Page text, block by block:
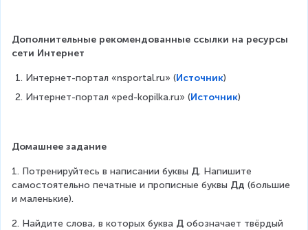
Дополнительные рекомендованные ссылки на ресурсы
сети Интернет
Интернет-портал «nsportal.ru» (Источник)
Интернет-портал «ped-kopilka.ru» (Источник)
Домашнее задание
1. Потренируйтесь в написании буквы Д. Напишите
самостоятельно печатные и прописные буквы Дд (большие
и маленькие).
2. Найдите слова, в которых буква Д обозначает твёрдый